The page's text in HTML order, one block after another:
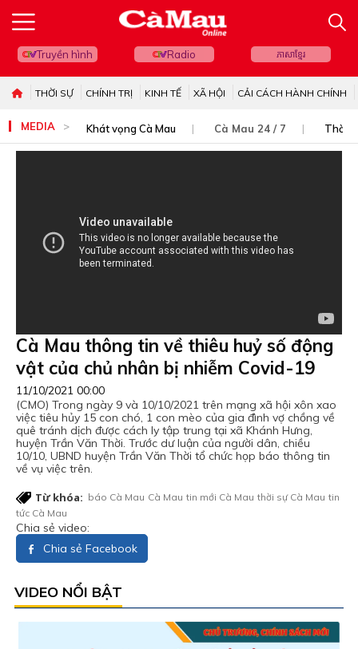
Truyền hình Radio ភាសាខ្មែរ
THỜI SỰ CHÍNH TRỊ KINH TẾ XÃ HỘI CẢI CÁCH HÀNH CHÍNH
MEDIA Khát vọng Cà Mau Cà Mau 24 / 7 Thời
Cà Mau thông tin về thiêu huỷ số động
vật của chủ nhân bị nhiễm Covid-19
11/10/2021 00:00
(CMO) Trong ngày 9 và 10/10/2021 trên mạng xã hội xôn xao
việc tiêu hủy 15 con chó, 1 con mèo của gia đình vợ chồng về
quê tránh dịch được cách ly tập trung tại xã Khánh Hưng,
huyện Trần Văn Thời. Trước dư luận của người dân, chiều
10/10, UBND huyện Trần Văn Thời tổ chức họp báo thông tin
về vụ việc trên.
Từ khóa: báo Cà Mau Cà Mau tin mới Cà Mau thời sự Cà Mau tin
tức Cà Mau
Chia sẻ video:
Chia sẻ Facebook
VIDEO NỔI BẬT